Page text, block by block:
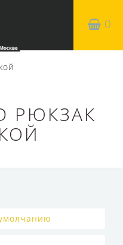
0
РЮКЗАК